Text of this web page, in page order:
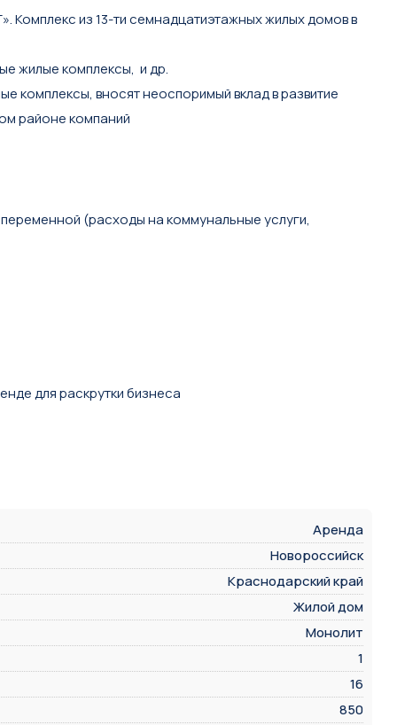
Комплекс из 13-ти семнадцатиэтажных жилых домов в
жилые комплексы, и др.
вносят неоспоримый вклад в развитие
районе компаний
(расходы на коммунальные услуги,
для раскрутки бизнеса
Аренда
Новороссийск
Краснодарский край
Жилой дом
Монолит
1
16
850